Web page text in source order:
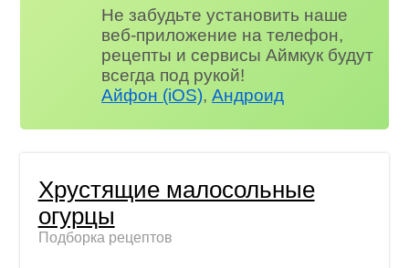
Не забудьте установить наше
веб-приложение на телефон,
рецепты и сервисы Аймкук будут
всегда под рукой!
Айфон (iOS),Андроид
Хрустящие малосольные
огурцы
Подборка рецептов